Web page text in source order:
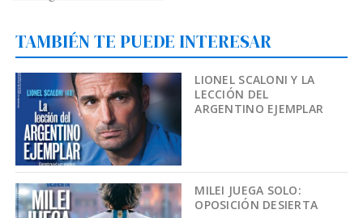
TAMBIÉN TE PUEDE INTERESAR
LIONEL SCALONI Y LA
LECCIÓN DEL
ARGENTINO EJEMPLAR
MILEI JUEGA SOLO:
OPOSICIÓN DESIERTA